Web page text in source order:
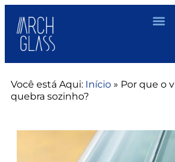
Você está Aqui: Início » Por que o
quebra sozinho?